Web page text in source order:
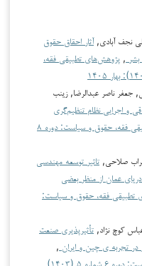
نجف آبادی,آثار احقاق حقوق
, پژوهش‌های تطبیقی فقه،
جعفر ناصر عبدالرضا, زینب
و اجرایی نظام تنظیم‌گری
پژوهش‌های تطبیقی فقه، حقوق و سیاست: دوره ۸
صلاحی, تاثیر توسعه مهندسی
عمان از منظر بعضی
تطبیقی فقه، حقوق و سیاست:
کوچ نژاد, تأثیرپذیری صنعت
در تجربه ی چین و ایران ,
۵ (۱۴۰۳)